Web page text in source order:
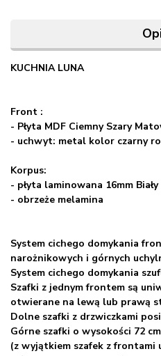
KUCHNIA LUNA
Front :
- Płyta MDF Ciemny Szary
- uchwyt: metal kolor czarny
Korpus:
- płyta laminowana 16mm Biały
- obrzeże melamina
System cichego domykania
narożnikowych i górnych
System cichego domykania
Szafki z jednym frontem są
otwierane na lewą lub prawą
Dolne szafki z drzwiczkami
Górne szafki o wysokości 72
(z wyjątkiem szafek z frontami